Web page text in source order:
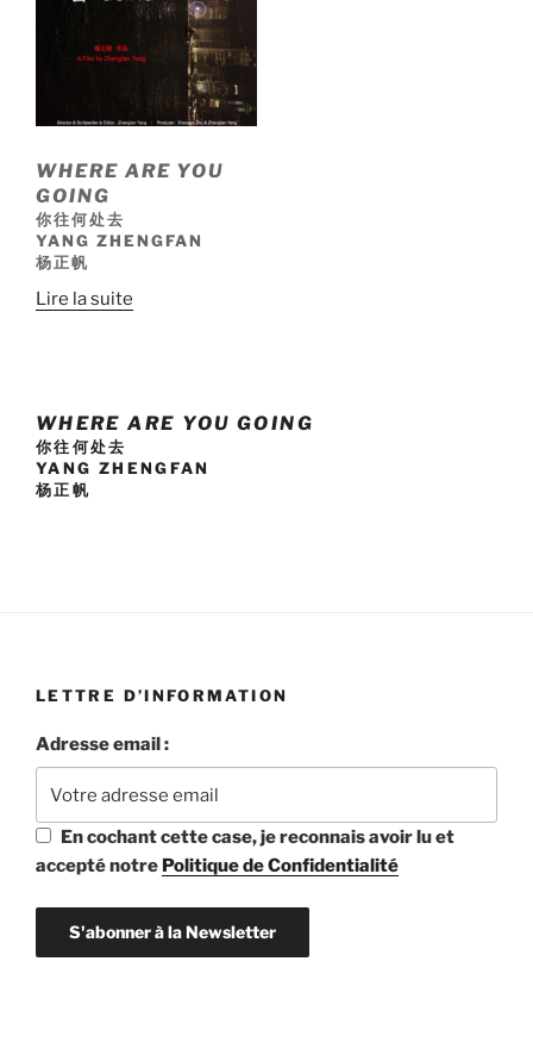
WHERE ARE YOU
GOING
你往何处去
YANG ZHENGFAN
杨正帆
Lire la suite
WHERE ARE YOU GOING
你往何处去
YANG ZHENGFAN
杨正帆
LETTRE D’INFORMATION
Adresse email :
En cochant cette case, je reconnais avoir lu et
accepté notre Politique de Confidentialité